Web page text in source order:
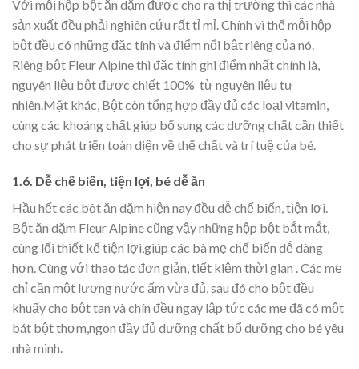
Với mỗi hộp bột ăn dặm được cho ra thị trường thì các nhà
sản xuất đều phải nghiên cứu rất tỉ mỉ. Chính vì thế mỗi hộp
bột đều có những đặc tính và điểm nổi bật riêng của nó.
Riêng bột Fleur Alpine thì đặc tính ghi điểm nhất chính là,
nguyên liệu bột được chiết 100% từ nguyên liệu tự
nhiên.Mặt khác, Bột còn tổng hợp đầy đủ các loại vitamin,
cùng các khoáng chất giúp bổ sung các dưỡng chất cần thiết
cho sự phát triển toàn diện về thể chất và trí tuệ của bé.
1.6. Dễ chế biến, tiện lợi, bé dễ ăn
Hầu hết các bôt ăn dặm hiện nay đều dễ chế biến, tiện lợi.
Bột ăn dặm Fleur Alpine cũng vậy những hộp bột bắt mắt,
cùng lối thiết kế tiện lợi,giúp các bà mẹ chế biến dễ dàng
hơn. Cùng với thao tác đơn giản, tiết kiệm thời gian . Các mẹ
chỉ cần một lượng nước ấm vừa đủ, sau đó cho bột đều
khuấy cho bột tan và chín đều ngay lập tức các mẹ đã có một
bát bột thơm,ngon đầy đủ dưỡng chất bổ dưỡng cho bé yêu
nhà mình.